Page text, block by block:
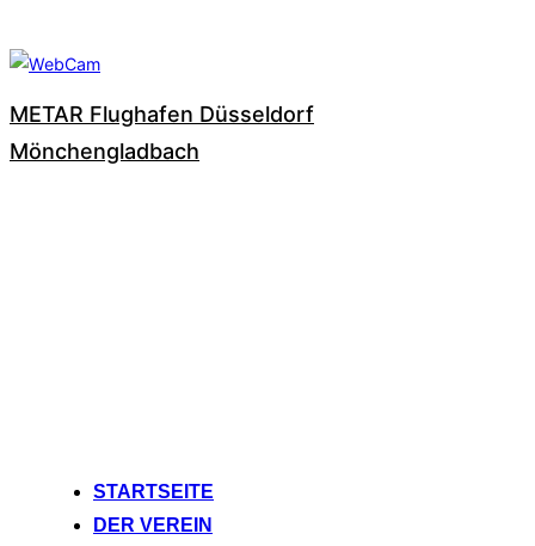
METAR Flughafen Düsseldorf
Mönchengladbach
STARTSEITE
DER VEREIN